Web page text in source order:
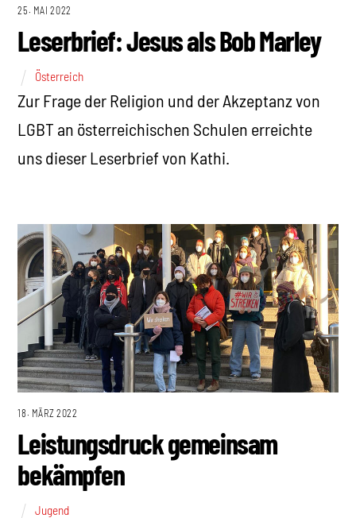
25. MAI 2022
Leserbrief: Jesus als Bob Marley
Österreich
Zur Frage der Religion und der Akzeptanz von
LGBT an österreichischen Schulen erreichte
uns dieser Leserbrief von Kathi.
18. MÄRZ 2022
Leistungsdruck gemeinsam
bekämpfen
Jugend